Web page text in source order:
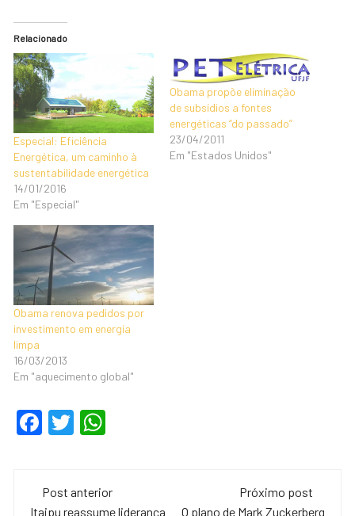
Relacionado
Especial: Eficiência
Energética, um caminho à
sustentabilidade energética
14/01/2016
Em "Especial"
Obama propõe eliminação
de subsídios a fontes
energéticas “do passado”
23/04/2011
Em "Estados Unidos"
Obama renova pedidos por
investimento em energia
limpa
16/03/2013
Em "aquecimento global"
F
e
T
er s
Navegação
Post anterior
Itaipu reassume liderança
Próximo post
O plano de Mark Zuckerberg